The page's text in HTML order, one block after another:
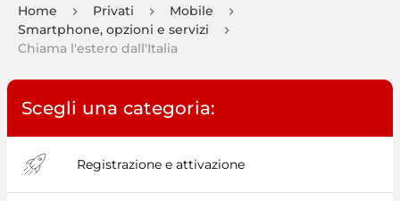
Home Privati
Mobile
Smartphone, opzioni e servizi
Chiama l'estero dall'Italia
Scegli una categoria:
Registrazione e attivazione